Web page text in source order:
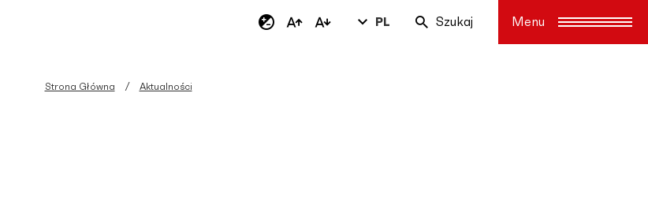
PL Szukaj
Strona Główna Aktualności